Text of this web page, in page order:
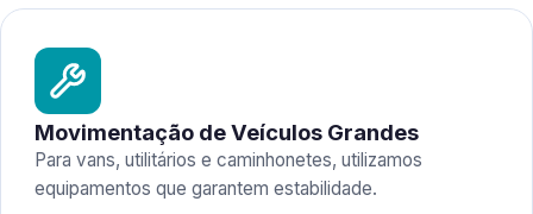
Movimentação de Veículos Grandes
Para vans, utilitários e caminhonetes, utilizamos
equipamentos que garantem estabilidade.